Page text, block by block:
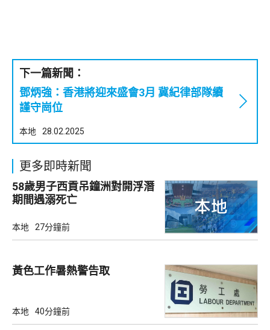
下一篇新聞：
鄧炳強：香港將迎來盛會3月 冀紀律部隊續
謹守崗位
本地 28.02.2025
更多即時新聞
58歲男子西貢吊鐘洲對開浮潛
期間遇溺死亡
本地 27分鐘前
黃色工作暑熱警告取
本地 40分鐘前